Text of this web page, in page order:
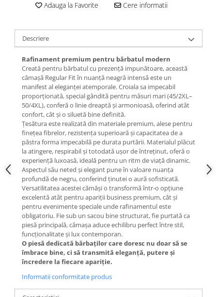
Adauga la Favorite Cere informatii
Descriere
Rafinament premium pentru bărbatul modern
Creată pentru bărbatul cu prezență impunătoare, această
cămașă Regular Fit în nuanță neagră intensă este un
manifest al eleganței atemporale. Croiala sa impecabil
proporționată, special gândită pentru măsuri mari (45/2XL–
50/4XL), conferă o linie dreaptă și armonioasă, oferind atât
confort, cât și o siluetă bine definită.
Țesătura este realizată din materiale premium, alese pentru
finețea fibrelor, rezistența superioară și capacitatea de a
păstra forma impecabilă pe durata purtării. Materialul plăcut
la atingere, respirabil și totodată ușor de întreținut, oferă o
experiență luxoasă, ideală pentru un ritm de viață dinamic.
Aspectul său neted și elegant pune în valoare nuanța
profundă de negru, conferind ținutei o aură sofisticată.
Versatilitatea acestei cămăși o transformă într-o opțiune
excelentă atât pentru apariții business premium, cât și
pentru evenimente speciale unde rafinamentul este
obligatoriu. Fie sub un sacou bine structurat, fie purtată ca
piesă principală, cămașa aduce echilibru perfect între stil,
funcționalitate și lux contemporan.
O piesă dedicată bărbaților care doresc nu doar să se
îmbrace bine, ci să transmită eleganță, putere și
încredere la fiecare apariție.
Informatii conformitate produs